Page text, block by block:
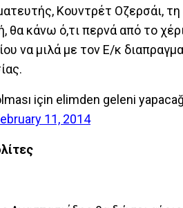
Κουντρέτ Οζερσάι,
κάνω ό,τι περνά από το
να μιλά με τον Ε/κ
için elimden geleni
11, 2014